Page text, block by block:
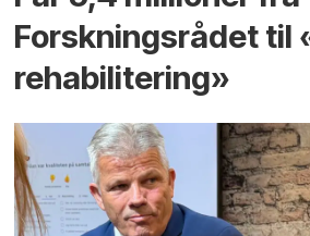
Forskningsrådet til
rehabilitering»